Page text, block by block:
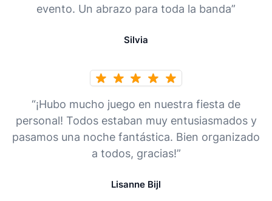
evento. Un abrazo para toda la banda”
Silvia
“¡Hubo mucho juego en nuestra fiesta de
personal! Todos estaban muy entusiasmados y
pasamos una noche fantástica. Bien organizado
a todos, gracias!”
Lisanne Bijl